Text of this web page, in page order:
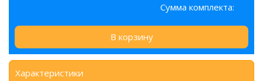
Сумма комплекта:
В корзину
Характеристики